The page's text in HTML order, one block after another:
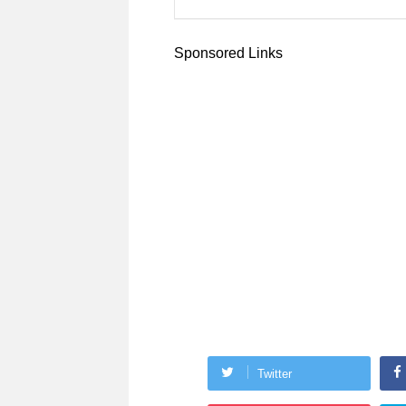
Sponsored Links
Twitter